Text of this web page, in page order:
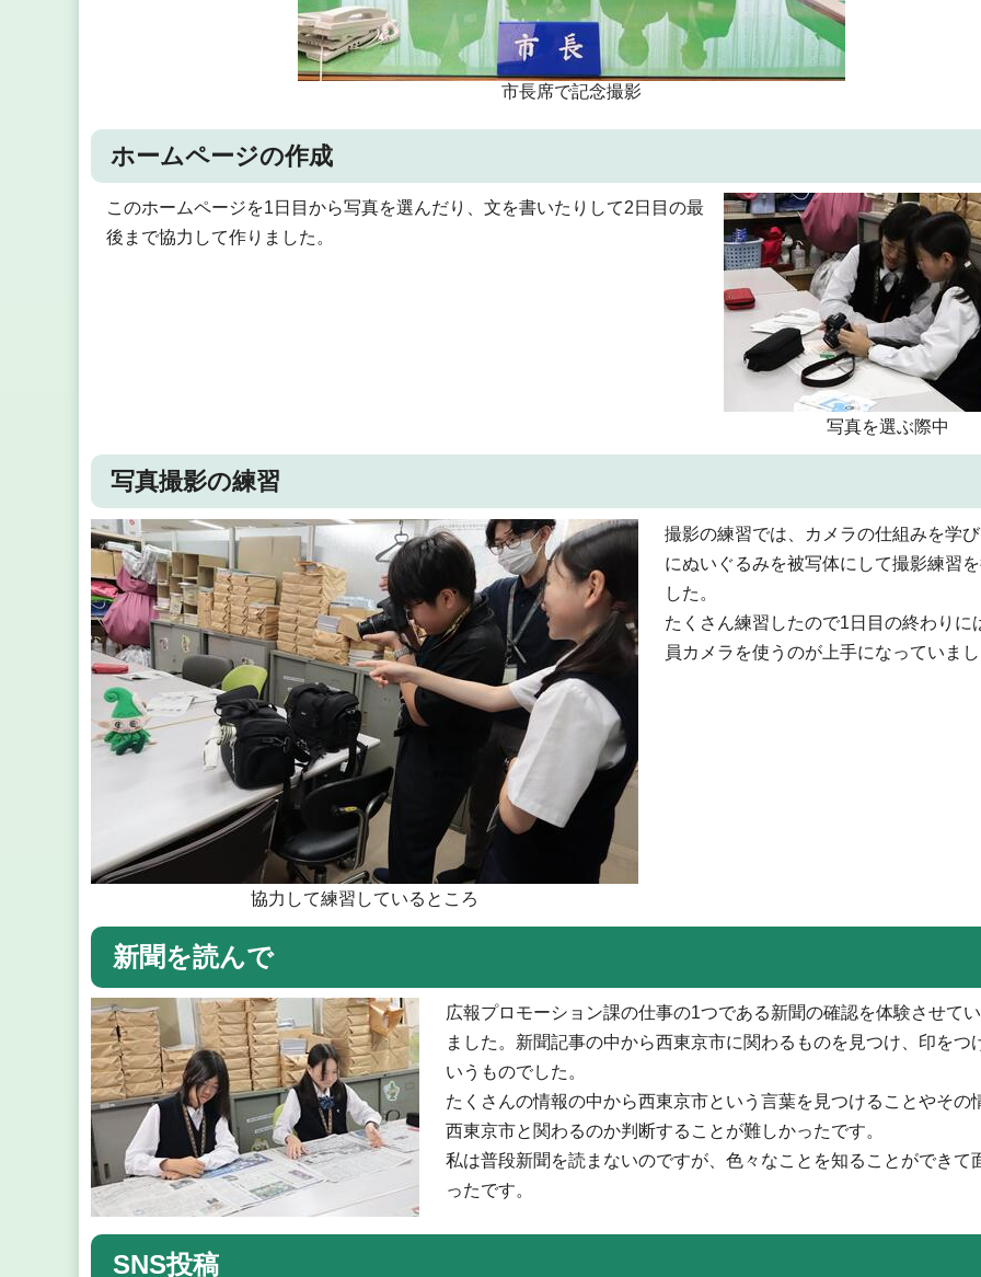
市長席で記念撮影
ホームページの作成
写真を選ぶ際中
このホームページを1日目から写真を選んだり、文を書いたりして2日目の最
後まで協力して作りました。
写真撮影の練習
協力して練習しているところ
撮影の練習では、カメラの仕組みを学
にぬいぐるみを被写体にして撮影練習
した。
たくさん練習したので1日目の終わりに
員カメラを使うのが上手になっていま
新聞を読んで
広報プロモーション課の仕事の1つである新聞の確認を体験させて
ました。新聞記事の中から西東京市に関わるものを見つけ、印をつ
いうものでした。
たくさんの情報の中から西東京市という言葉を見つけることやその
西東京市と関わるのか判断することが難しかったです。
私は普段新聞を読まないのですが、色々なことを知ることができて
ったです。
SNS投稿